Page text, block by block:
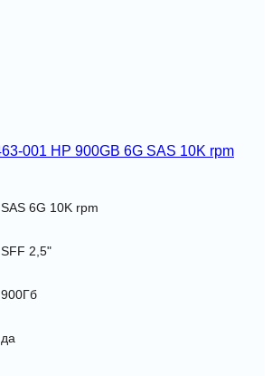
001 HP 900GB 6G SAS 10K rpm
SAS 6G 10K rpm
SFF 2,5"
900Гб
да